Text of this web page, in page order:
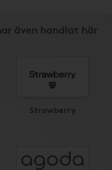
även handlat här
Strawberry